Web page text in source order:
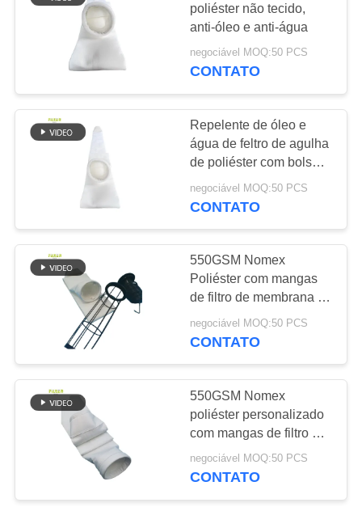
CONTACTE-
NOTÍCIA
PEÇA
UMAS
CITAÇÕES
MAPA
POLÍTICA
DE
PRIVACIDADE
Saco de filtro do
poliéster
Saco de filtro líquido
223
saco de filtro de
fibra de vidro
poliéster não tecido,
anti-óleo e anti-água
negociável MOQ:50 PCS
CONTATO
Repelente de óleo e
água de feltro de agulha
de poliéster com bolsa
de filtro de anel de aço
negociável MOQ:50 PCS
CONTATO
550GSM Nomex
Poliéster com mangas
de filtro de membrana de
PTFE com Snapband
SS304
negociável MOQ:50 PCS
CONTATO
550GSM Nomex
poliéster personalizado
com mangas de filtro de
membrana de PTFE
para coletor de poeira
negociável MOQ:50 PCS
CONTATO